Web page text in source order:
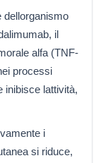
dellorganismo
il
alfa (TNF-
processi
inibisce lattività,
i
si riduce,